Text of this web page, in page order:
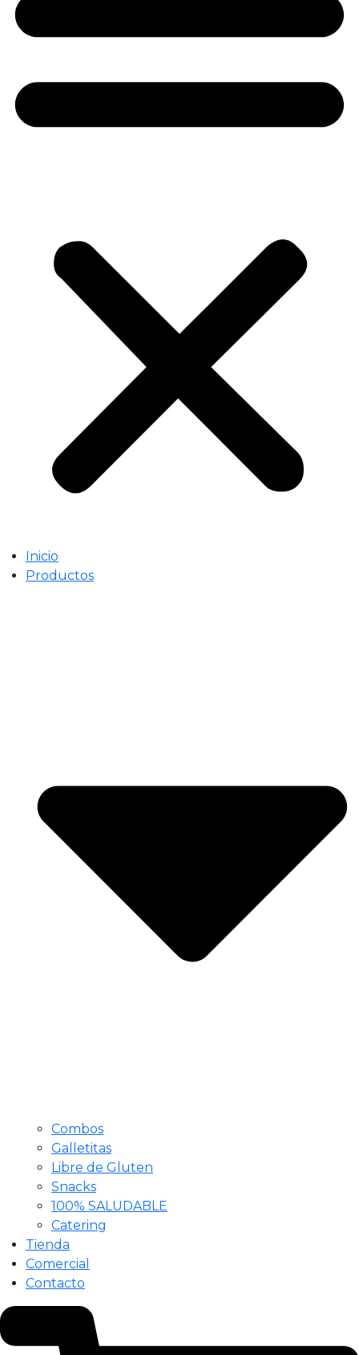
Inicio
Productos
Combos
Galletitas
Libre de Gluten
Snacks
100% SALUDABLE
Catering
Tienda
Comercial
Contacto